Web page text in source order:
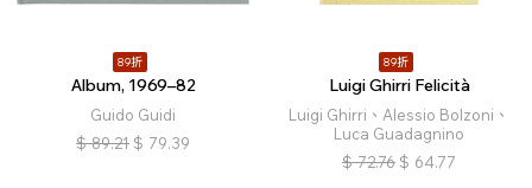
89折
Album, 1969–82
Guido Guidi
$ 89.21 $ 79.39
89折
Luigi Ghirri Felicità
Luigi Ghirri、Alessio Bolzoni、
Luca Guadagnino
$ 72.76 $ 64.77